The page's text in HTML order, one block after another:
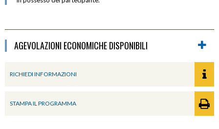
AGEVOLAZIONI ECONOMICHE DISPONIBILI
RICHIEDI INFORMAZIONI
STAMPA IL PROGRAMMA